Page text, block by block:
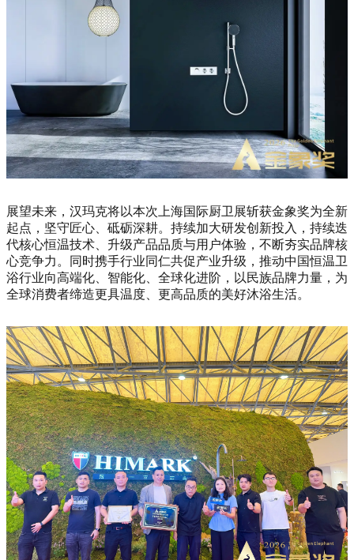
展望未来，汉玛克将以本次上海国际厨卫展斩获金象奖为全新
起点，坚守匠心、砥砺深耕。持续加大研发创新投入，持续迭
代核心恒温技术、升级产品品质与用户体验，不断夯实品牌核
心竞争力。同时携手行业同仁共促产业升级，推动中国恒温卫
浴行业向高端化、智能化、全球化进阶，以民族品牌力量，为
全球消费者缔造更具温度、更高品质的美好沐浴生活。